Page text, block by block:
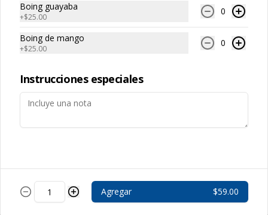
Conócenos
Términos y condiciones
Política de privacidad
Redes sociales
Facebook
Mi cuenta
Boing guayaba
+$25.00
0
Boing de mango
+$25.00
0
Instrucciones especiales
Agregar $59.00